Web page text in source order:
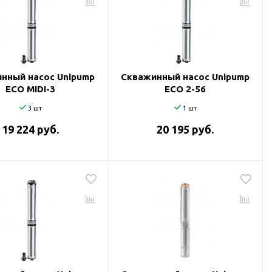
насос Unipump
ECO MIDI-3
3 шт
19 224 руб.
Скважинный насос Unipump
ECO 2-56
1 шт
20 195 руб.